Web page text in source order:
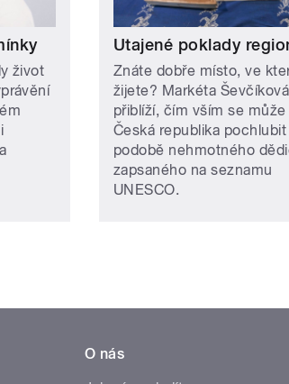
život
Utajené poklady
Znáte dobře místo, ve
žijete? Markéta
přiblíží, čím vším se může
Česká republika pochlubit
podobě nehmotného
zapsaného na seznamu
UNESCO.
O nás